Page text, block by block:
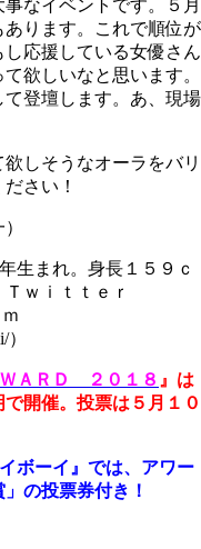
なイベントです。５月
ります。これで順位が
応援している女優さん
欲しいなと思います。
登壇します。あ、現場
しそうなオーラをバリ
さい！
生まれ。身長１５９ｃ
ｗｉｔｔｅｒ
ｍ
ＡＲＤ ２０１８ 』は
開催。投票は５月１０
ボーイ』では、アワー
の投票券付き！